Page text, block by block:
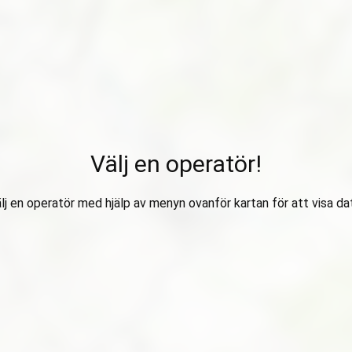
Välj en operatör!
en operatör med hjälp av menyn ovanför kartan för att visa